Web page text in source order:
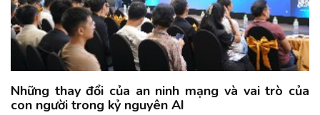
Những thay đổi của an ninh mạng và vai trò của
con người trong kỷ nguyên AI